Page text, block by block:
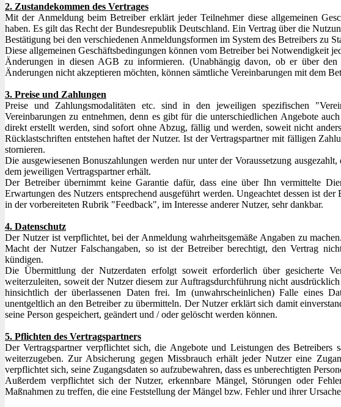
2. Zustandekommen des Vertrages
Mit der Anmeldung beim Betreiber erklärt jeder Teilnehmer diese allgemeinen
haben. Es gilt das Recht der Bundesrepublik Deutschland. Ein Vertrag über die
Bestätigung bei den verschiedenen Anmeldungsformen im System des Betreibers zu
Diese allgemeinen Geschäftsbedingungen können vom Betreiber bei Notwendigkeit
Änderungen in diesen AGB zu informieren. (Unabhängig davon, ob er über
Änderungen nicht akzeptieren möchten, können sämtliche Vereinbarungen mit dem
3. Preise und Zahlungen
Preise und Zahlungsmodalitäten etc. sind in den jeweiligen spezifischen
Vereinbarungen zu entnehmen, denn es gibt für die unterschiedlichen Angebote
direkt erstellt werden, sind sofort ohne Abzug, fällig und werden, soweit nicht
Rücklastschriften entstehen haftet der Nutzer. Ist der Vertragspartner mit fälligen
stornieren.
Die ausgewiesenen Bonuszahlungen werden nur unter der Voraussetzung
dem jeweiligen Vertragspartner erhält.
Der Betreiber übernimmt keine Garantie dafür, dass eine über Ihn vermittelte
Erwartungen des Nutzers entsprechend ausgeführt werden. Ungeachtet dessen ist
in der vorbereiteten Rubrik "Feedback", im Interesse anderer Nutzer, sehr dankbar.
4. Datenschutz
Der Nutzer ist verpflichtet, bei der Anmeldung wahrheitsgemäße Angaben zu
Macht der Nutzer Falschangaben, so ist der Betreiber berechtigt, den Vertrag
kündigen.
Die Übermittlung der Nutzerdaten erfolgt soweit erforderlich über gesicherte
weiterzuleiten, soweit der Nutzer diesem zur Auftragsdurchführung nicht
hinsichtlich der überlassenen Daten frei. Im (unwahrscheinlichen) Falle eines
unentgeltlich an den Betreiber zu übermitteln. Der Nutzer erklärt sich damit
seine Person gespeichert, geändert und / oder gelöscht werden können.
5. Pflichten des Vertragspartners
Der Vertragspartner verpflichtet sich, die Angebote und Leistungen des
weiterzugeben. Zur Absicherung gegen Missbrauch erhält jeder Nutzer eine
verpflichtet sich, seine Zugangsdaten so aufzubewahren, dass es unberechtigten
Außerdem verpflichtet sich der Nutzer, erkennbare Mängel, Störungen oder
Maßnahmen zu treffen, die eine Feststellung der Mängel bzw. Fehler und ihrer